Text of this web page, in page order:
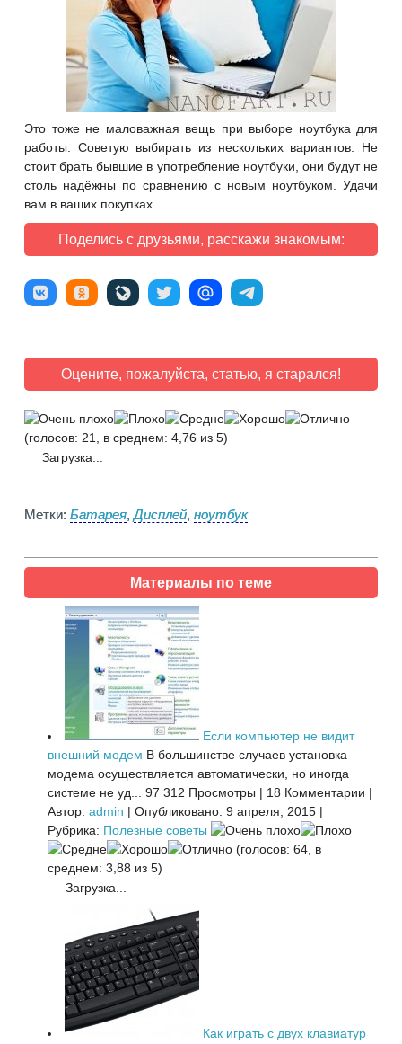
Это тоже не маловажная вещь при выборе ноутбука для
работы. Советую выбирать из нескольких вариантов. Не
стоит брать бывшие в употребление ноутбуки, они будут не
столь надёжны по сравнению с новым ноутбуком. Удачи
вам в ваших покупках.
Поделись с друзьями, расскажи знакомым:
Оцените, пожалуйста, статью, я старался!
(голосов: 21, в среднем: 4,76 из 5)
Загрузка...
Метки: Батарея,Дисплей, ноутбук
Материалы по теме
Если компьютер не видит
внешний модем В большинстве случаев установка
модема осуществляется автоматически, но иногда
системе не уд...
97 312 Просмотры | 18 Комментарии |
Автор: admin | Опубликовано: 9 апреля, 2015 |
Рубрика: Полезные советы
(голосов: 64, в
среднем: 3,88 из 5)
Загрузка...
Как играть с двух клавиатур